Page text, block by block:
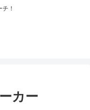
！
カー